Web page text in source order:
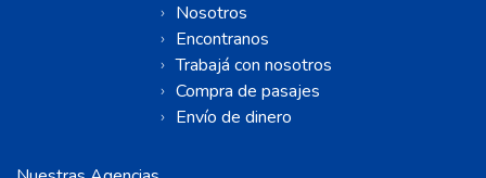
Nosotros
Encontranos
Trabajá con nosotros
Compra de pasajes
Envío de dinero